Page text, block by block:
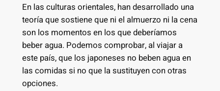
En las culturas orientales, han desarrollado una
teoría que sostiene que ni el almuerzo ni la cena
son los momentos en los que deberíamos
beber agua. Podemos comprobar, al viajar a
este país, que los japoneses no beben agua en
las comidas si no que la sustituyen con otras
opciones.